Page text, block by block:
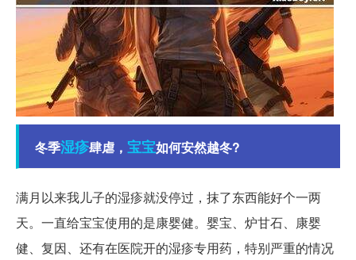
冬季湿疹肆虐， 宝宝如何安然越冬?
满月以来我儿子的湿疹就没停过，抹了东西能好个一两
天。一直给宝宝使用的是康婴健。婴宝、炉甘石、康婴
健、复因、还有在医院开的湿疹专用药，特别严重的情况